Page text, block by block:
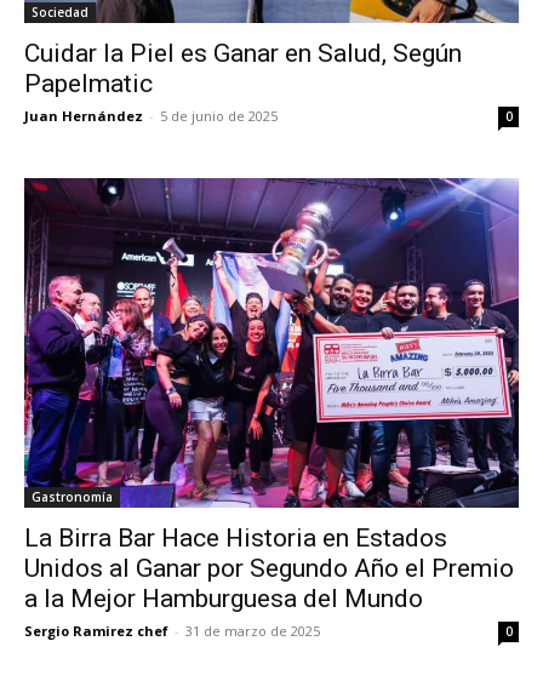
Sociedad
Cuidar la Piel es Ganar en Salud, Según
Papelmatic
Juan Hernández - 5 de junio de 2025 0
Gastronomía
La Birra Bar Hace Historia en Estados
Unidos al Ganar por Segundo Año el Premio
a la Mejor Hamburguesa del Mundo
Sergio Ramirez chef - 31 de marzo de 2025 0